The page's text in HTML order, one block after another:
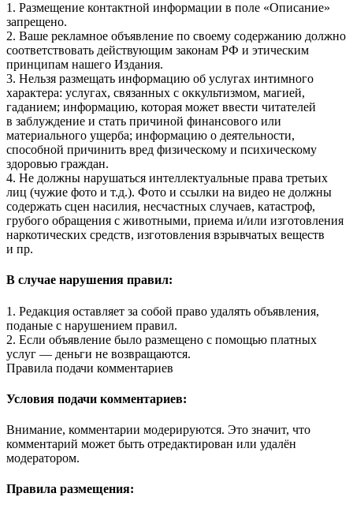
1. Размещение контактной информации в поле «Описание»
запрещено.
2. Ваше рекламное объявление по своему содержанию должно
соответствовать действующим законам РФ и этическим
принципам нашего Издания.
3. Нельзя размещать информацию об услугах интимного
характера: услугах, связанных с оккультизмом, магией,
гаданием; информацию, которая может ввести читателей
в заблуждение и стать причиной финансового или
материального ущерба; информацию о деятельности,
способной причинить вред физическому и психическому
здоровью граждан.
4. Не должны нарушаться интеллектуальные права третьих
лиц (чужие фото и т.д.). Фото и ссылки на видео не должны
содержать сцен насилия, несчастных случаев, катастроф,
грубого обращения с животными, приема и/или изготовления
наркотических средств, изготовления взрывчатых веществ
и пр.
В случае нарушения правил:
1. Редакция оставляет за собой право удалять объявления,
поданые с нарушением правил.
2. Если объявление было размещено с помощью платных
услуг — деньги не возвращаются.
Правила подачи комментариев
Условия подачи комментариев:
Внимание, комментарии модерируются. Это значит, что
комментарий может быть отредактирован или удалён
модератором.
Правила размещения: